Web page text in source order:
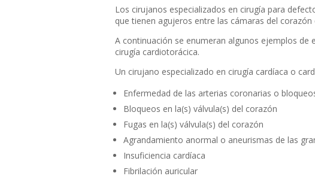
Los cirujanos especializados en cirugía para
que tienen agujeros entre las cámaras del
A continuación se enumeran algunos ejemplos
cirugía cardiotorácica.
Un cirujano especializado en cirugía cardíaca o
Enfermedad de las arterias coronarias o
Bloqueos en la(s) válvula(s) del corazón
Fugas en la(s) válvula(s) del corazón
Agrandamiento anormal o aneurismas de las
Insuficiencia cardíaca
Fibrilación auricular